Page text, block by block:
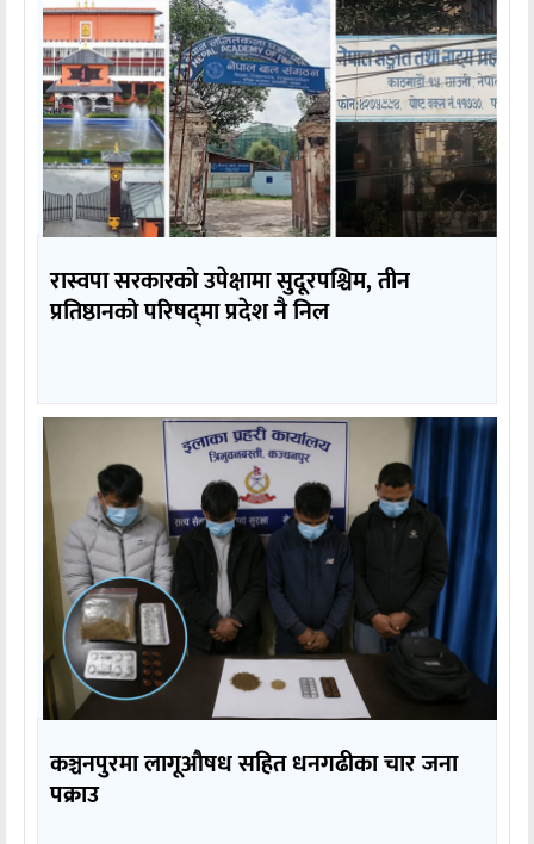
रास्वपा सरकारको उपेक्षामा सुदूरपश्चिम, तीन
प्रतिष्ठानको परिषद्‌मा प्रदेश नै निल
कञ्चनपुरमा लागूऔषध सहित धनगढीका चार जना
पक्राउ